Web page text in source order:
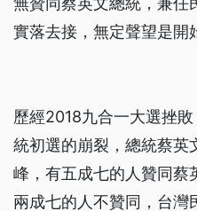
實落去接，無定聲望是開
歷經2018九合一大選挫
統初選的崩裂，總統蔡英
峰，有五成七的人贊同蔡
兩成七的人不贊同，台灣